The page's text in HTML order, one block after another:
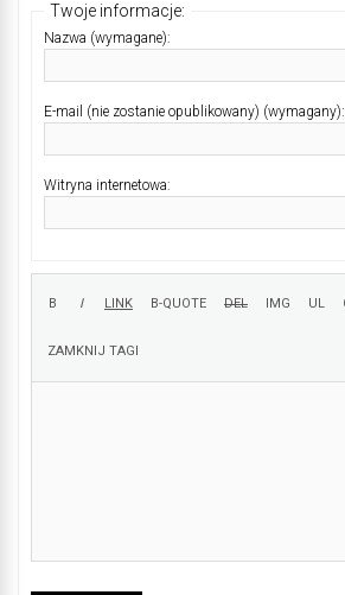
Twoje informacje:
Nazwa (wymagane):
E-mail (nie zostanie opublikowany) (wymagany):
Witryna internetowa: